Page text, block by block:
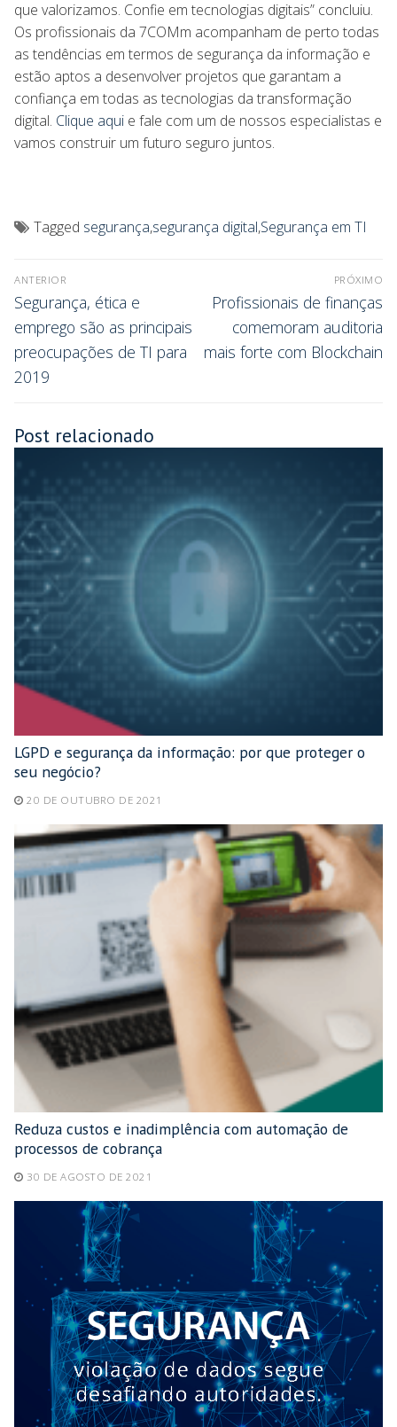
que valorizamos. Confie em tecnologias digitais” concluiu.
Os profissionais da 7COMm acompanham de perto todas
as tendências em termos de segurança da informação e
estão aptos a desenvolver projetos que garantam a
confiança em todas as tecnologias da transformação
digital. Clique aqui e fale com um de nossos especialistas e
vamos construir um futuro seguro juntos.
Tagged segurança,segurança digital,Segurança em TI
ANTERIOR
Segurança, ética e
emprego são as principais
preocupações de TI para
2019
PRÓXIMO
Profissionais de finanças
comemoram auditoria
mais forte com Blockchain
Post relacionado
LGPD e segurança da informação: por que proteger o
seu negócio?
20 DE OUTUBRO DE 2021
Reduza custos e inadimplência com automação de
processos de cobrança
30 DE AGOSTO DE 2021